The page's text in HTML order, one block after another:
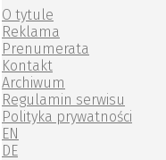
O tytule
Reklama
Prenumerata
Kontakt
Archiwum
Regulamin serwisu
Polityka prywatności
EN
DE